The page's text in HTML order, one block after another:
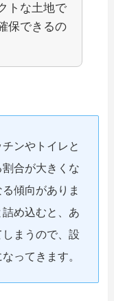
トな土地で
保できるの
ンやトイレと
合が大きくな
傾向がありま
め込むと、あ
まうので、設
ってきます。